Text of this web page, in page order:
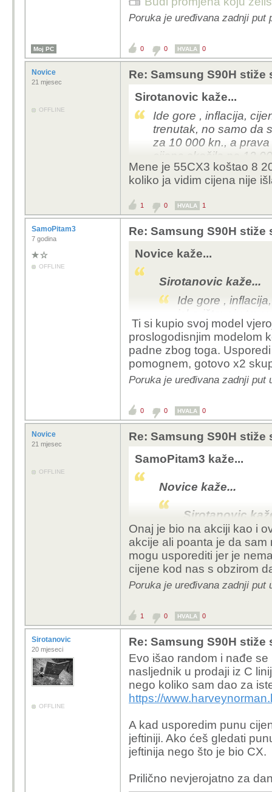
Poruka je uređivana zadnji put
Moj PC 0 0 HVALA 0
Novice
21 mjesec
OFFLINE
Re: Samsung S90H
Sirotanovic kaže...
Ide gore , inflacija,
trenutak, no samo da
za 10 000 kn., a
cijena skočila na 12
Te smo narednih
zapravo pada, do
Mene je 55CX3 koštao 8
koliko ja vidim cijena nije
1 0 HVALA 1
SamoPitam3
7 godina
OFFLINE
Re: Samsung S90H
Novice kaže...
Sirotanovic kaže...
Ide gore ,
iskorištavaju
akciji kupio LG
12 000kn.! Zatim
izlaska C2.
Te smo narednih
u zapravo pada,
Mene je 55CX3
Tako da, koliko ja
slučaju
Ti si kupio svoj model
proslogodisnjim modelom
padne zbog toga.
pomognem, gotovo x2
Poruka je uređivana zadnji put
0 0 HVALA 0
Novice
21 mjesec
OFFLINE
Re: Samsung S90H
SamoPitam3 kaže...
Novice kaže...
Sirotanovic
Ide gore ,
iskorištavaju
sam na
prava cijena
skočila na
OLED-u
Mene je 55CX3
toga. Tako da,
konkretnom
Ti si kupio svoj model
sa proslogodisnjim
Ili da ti pomognem,
Onaj je bio na akciji kao i
akcije ali poanta je da
mogu usporediti jer je
cijene kod nas s obzirom
Poruka je uređivana zadnji put
1 0 HVALA 0
Sirotanovic
20 mjeseci
OFFLINE
Re: Samsung S90H
Evo išao random i nađe
nasljednik u prodaji iz C
nego koliko sam dao za
https://
A kad usporedim punu
jeftiniji. Ako ćeš gledati
jeftinija nego što je bio CX.
Prilično nevjerojatno za